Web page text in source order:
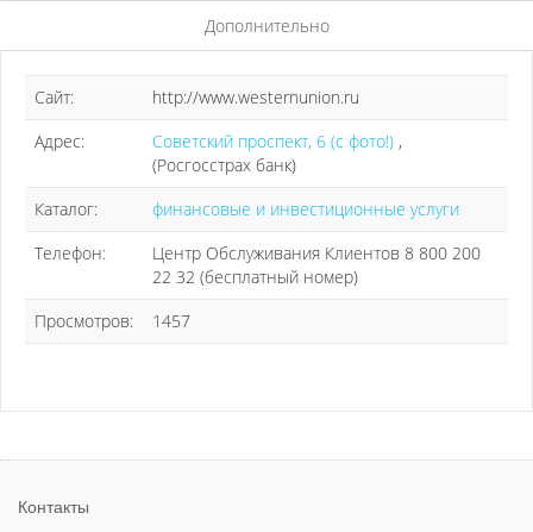
Дополнительно
Сайт:
http://www.westernunion.ru
Адрес:
Советский проспект, 6 (с фото!) ,
(Росгосстрах банк)
Каталог:
финансовые и инвестиционные услуги
Телефон:
Центр Обслуживания Клиентов 8 800 200
22 32 (бесплатный номер)
Просмотров:
1457
Контакты